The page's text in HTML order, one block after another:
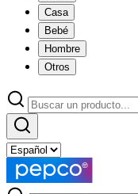
Casa
Bebé
Hombre
Otros